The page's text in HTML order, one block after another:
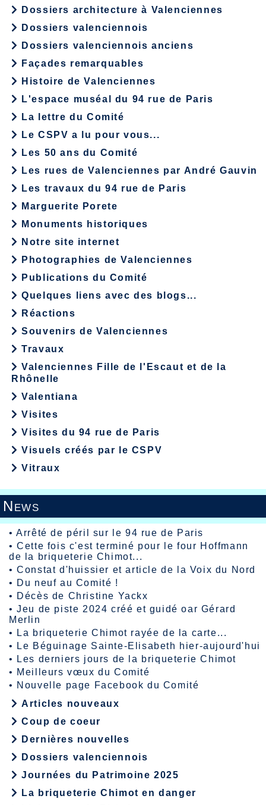
Dossiers architecture à Valenciennes
Dossiers valenciennois
Dossiers valenciennois anciens
Façades remarquables
Histoire de Valenciennes
L'espace muséal du 94 rue de Paris
La lettre du Comité
Le CSPV a lu pour vous...
Les 50 ans du Comité
Les rues de Valenciennes par André Gauvin
Les travaux du 94 rue de Paris
Marguerite Porete
Monuments historiques
Notre site internet
Photographies de Valenciennes
Publications du Comité
Quelques liens avec des blogs...
Réactions
Souvenirs de Valenciennes
Travaux
Valenciennes Fille de l'Escaut et de la
Rhônelle
Valentiana
Visites
Visites du 94 rue de Paris
Visuels créés par le CSPV
Vitraux
News
•Arrêté de péril sur le 94 rue de Paris
•Cette fois c'est terminé pour le four Hoffmann
de la briqueterie Chimot...
•Constat d'huissier et article de la Voix du Nord
• Du neuf au Comité !
• Décès de Christine Yackx
•Jeu de piste 2024 créé et guidé oar Gérard
Merlin
•
La briqueterie Chimot rayée de la carte...
•
Le Béguinage Sainte-Elisabeth hier-aujourd'hui
•
Les derniers jours de la briqueterie Chimot
• Meilleurs vœux du Comité
• Nouvelle page Facebook du Comité
Articles nouveaux
Coup de coeur
Dernières nouvelles
Dossiers valenciennois
Journées du Patrimoine 2025
La briqueterie Chimot en danger